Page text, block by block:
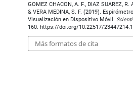
GOMEZ CHACON, A. F., DIAZ SUAREZ, R.
& VERA MEDINA, S. F. (2019).
Visualización en Dispositivo Móvil.
160. https://doi.org/10.22517/
Más formatos de cita